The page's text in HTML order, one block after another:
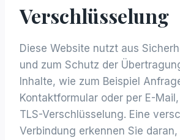
Verschlüsselung
Diese Website nutzt aus
und zum Schutz der
Inhalte, wie zum Beispiel
Kontaktformular oder per E-
TLS-Verschlüsselung. Eine
Verbindung erkennen Sie